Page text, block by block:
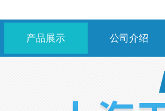
产品展示 公司介绍